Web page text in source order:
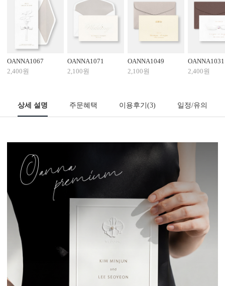
OANNA1067
2,400원
OANNA1071
2,100원
OANNA1049
2,100원
OANNA1031
2,400원
상세 설명 주문혜택 이용후기(3) 일정/유의